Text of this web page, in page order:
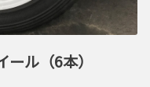
ル（6本）